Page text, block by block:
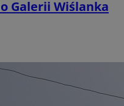
Galerii Wiślanka